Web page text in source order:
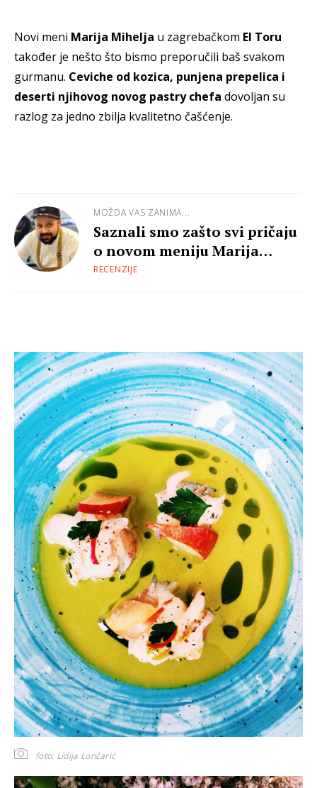
Novi meni Marija Mihelja u zagrebačkom El Toru
također je nešto što bismo preporučili baš svakom
gurmanu. Ceviche od kozica, punjena prepelica i
deserti njihovog novog pastry chefa dovoljan su
razlog za jedno zbilja kvalitetno čašćenje.
MOŽDA VAS ZANIMA...
Saznali smo zašto svi pričaju
o novom meniju Marija
Mihelja
RECENZIJE
foto: Lidija Lončarić